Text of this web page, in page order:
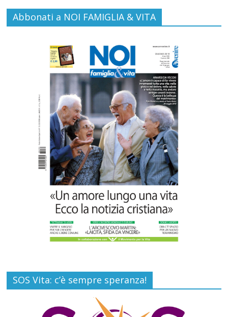
legge
25 Luglio 2026 Commenti disabilitati
Gino Soldera nominato Membro della
“Hall of Honor Prenatal Sciences 2026”
16 Luglio 2026 Commenti disabilitati
Carlo Casini, “giusto” perché testimone
della carità sociale
7 Agosto 2026 Commenti disabilitati
Abbonati a NOI FAMIGLIA & VITA
SOS Vita: c’è sempre speranza!